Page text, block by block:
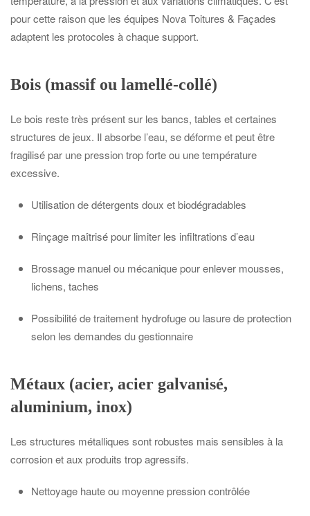
pour cette raison que les équipes Nova Toitures & Façades
adaptent les protocoles à chaque support.
Bois (massif ou lamellé-collé)
Le bois reste très présent sur les bancs, tables et certaines
structures de jeux. Il absorbe l’eau, se déforme et peut être
fragilisé par une pression trop forte ou une température
excessive.
Utilisation de détergents doux et biodégradables
Rinçage maîtrisé pour limiter les infiltrations d’eau
Brossage manuel ou mécanique pour enlever mousses,
lichens, taches
Possibilité de traitement hydrofuge ou lasure de protection
selon les demandes du gestionnaire
Métaux (acier, acier galvanisé,
aluminium, inox)
Les structures métalliques sont robustes mais sensibles à la
corrosion et aux produits trop agressifs.
Nettoyage haute ou moyenne pression contrôlée